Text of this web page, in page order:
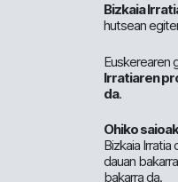
Bizkaia
hutsean
Euskerearen
Irratiaren
da.
Ohiko saioak
Bizkaia
dauan
bakarra da.